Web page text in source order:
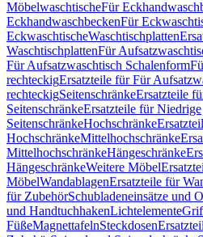
MöbelwaschtischeFür
EckhandwaschbeckenFür
EckwaschtischeWaschtischplatten
WaschtischplattenFür
Für Aufsatzwaschtisch Schalenform
rechteckigErsatzteile für Für
rechteckigSeitenschränkeErsatzteile
SeitenschränkeErsatzteile für Niedrige
SeitenschränkeHochschränke
HochschränkeMittelhochschränke
MittelhochschränkeHängeschränke
HängeschränkeWeitere Möbel
MöbelWandablagenErsatzteile für
für ZubehörSchubladeneinsätze und
und HandtuchhakenLichtelemente
FüßeMagnettafelnSteckdosen